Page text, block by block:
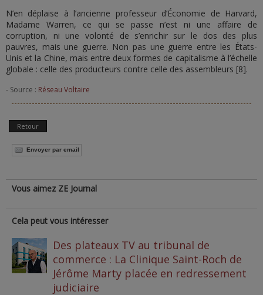
N’en déplaise à l’ancienne professeur d’Économie de Harvard,
Madame Warren, ce qui se passe n’est ni une affaire de
corruption, ni une volonté de s’enrichir sur le dos des plus
pauvres, mais une guerre. Non pas une guerre entre les États-
Unis et la Chine, mais entre deux formes de capitalisme à l’échelle
globale : celle des producteurs contre celle des assembleurs [8].
- Source : Réseau Voltaire
Retour
Envoyer par email
Vous aimez ZE Journal
Cela peut vous intéresser
Des plateaux TV au tribunal de
commerce : La Clinique Saint-Roch de
Jérôme Marty placée en redressement
judiciaire